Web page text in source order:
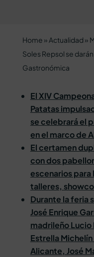
Home » Actualidad »
Soles Repsol se
Gastronómica
El XIV
Patatas
se celebrará el
en el marco de
El certamen
con dos
escenarios para
talleres,
Durante la feria
José Enrique
madrileño Lucio
Estrella
Alicante, José